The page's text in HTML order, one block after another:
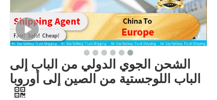
الشحن الجوي الدولي من الباب إلى
الباب اللوجستية من الصين إلى أوروبا